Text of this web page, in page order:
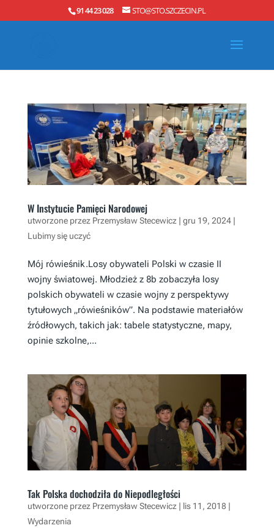
91 44 23 028 STO@STO.SZCZECIN.PL
W Instytucie Pamięci Narodowej
utworzone przez Przemysław Stecewicz | gru 19, 2024|
Lubimy się uczyć
Mój rówieśnik.Losy obywateli Polski w czasie II
wojny światowej. Młodzież z 8b zobaczyła losy
polskich obywateli w czasie wojny z perspektywy
tytułowych „rówieśników”. Na podstawie materiałów
źródłowych, takich jak: tabele statystyczne, mapy,
opinie szkolne,...
Tak Polska dochodziła do Niepodległości
utworzone przez Przemysław Stecewicz | lis 11, 2018 |
Wydarzenia